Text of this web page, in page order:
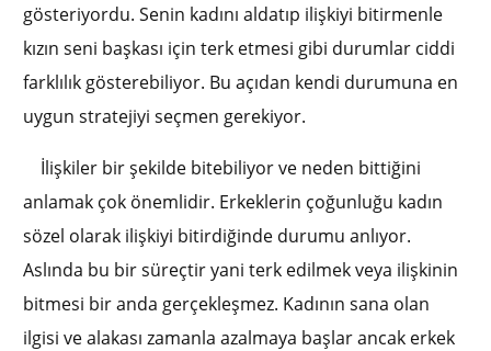
gösteriyordu. Senin kadını aldatıp ilişkiyi bitirmenle
kızın seni başkası için terk etmesi gibi durumlar ciddi
farklılık gösterebiliyor. Bu açıdan kendi durumuna en
uygun stratejiyi seçmen gerekiyor.
İlişkiler bir şekilde bitebiliyor ve neden bittiğini
anlamak çok önemlidir. Erkeklerin çoğunluğu kadın
sözel olarak ilişkiyi bitirdiğinde durumu anlıyor.
Aslında bu bir süreçtir yani terk edilmek veya ilişkinin
bitmesi bir anda gerçekleşmez. Kadının sana olan
ilgisi ve alakası zamanla azalmaya başlar ancak erkek